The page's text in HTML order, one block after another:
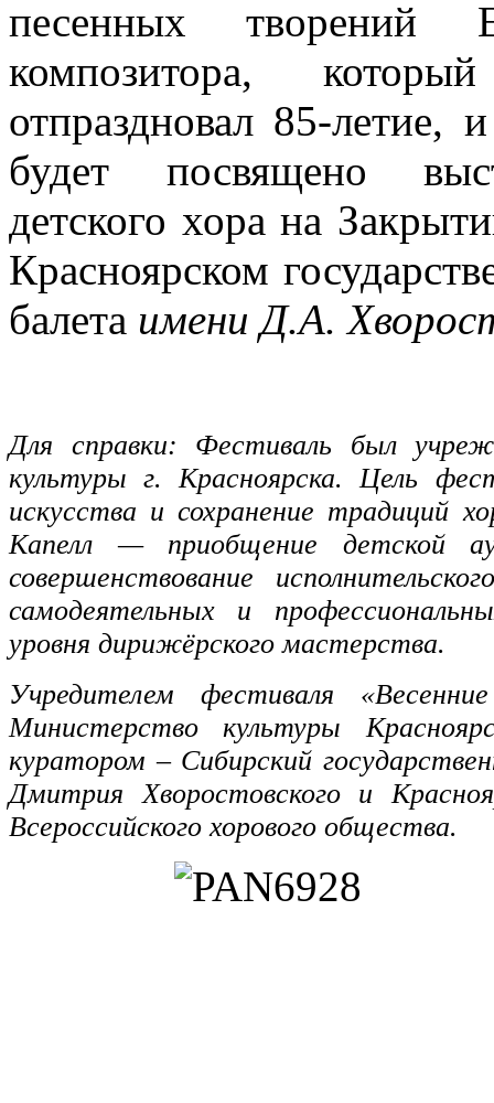
песенных творений
композитора,
отпраздновал 85-летие,
будет посвящено
детского хора на
Красноярском
балета имени Д.А.
Для справки: Фестиваль был
культуры г. Красноярска. Цель
искусства и сохранение традиций
Капелл — приобщение детской
совершенствование
самодеятельных и
уровня дирижёрского мастерства.
Учредителем фестиваля
Министерство культуры
куратором – Сибирский
Дмитрия Хворостовского и
Всероссийского хорового общества.